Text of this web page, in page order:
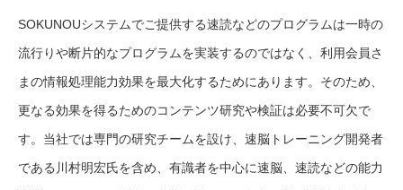
SOKUNOUシステムでご提供する速読などのプログラムは一時の
流行りや断片的なプログラムを実装するのではなく、利用会員さ
まの情報処理能力効果を最大化するためにあります。そのため、
更なる効果を得るためのコンテンツ研究や検証は必要不可欠で
す。当社では専門の研究チームを設け、速脳トレーニング開発者
である川村明宏氏を含め、有識者を中心に速脳、速読などの能力